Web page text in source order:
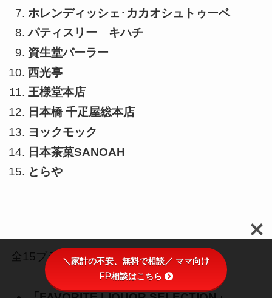
ホレンディッシェ･カカオシュトゥーベ
パティスリー キハチ
資生堂パーラー
西光亭
王様堂本店
日本橋 千疋屋総本店
ヨックモック
日本茶菓SANOAH
とらや
全15ブランドです。＼家計の不安、無料で相談／ ママ向け
FP相談はこちら